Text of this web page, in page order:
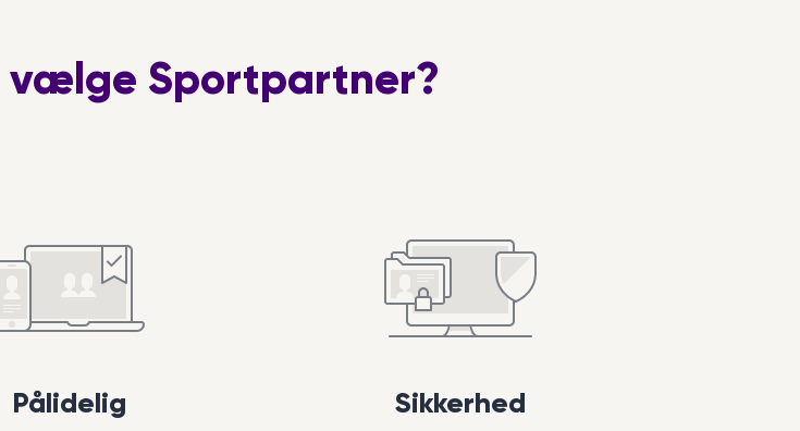
vælge Sportpartner?
Pålidelig Sikkerhed